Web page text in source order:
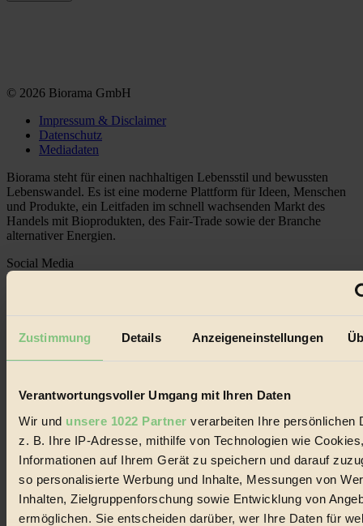
Zustimmung Details Anzeigeneinstellungen
Verantwortungsvoller Umgang mit Ihren Daten
Wir und unsere 1022 Partner verarbeiten Ihre persönlichen
z. B. Ihre IP-Adresse, mithilfe von Technologien wie
Informationen auf Ihrem Gerät zu speichern und darauf
so personalisierte Werbung und Inhalte, Messungen von
Inhalten, Zielgruppenforschung sowie Entwicklung von
ermöglichen. Sie entscheiden darüber, wer Ihre Daten für
© 2026 Biorama GmbH
Impressum & Disclaimer
Datenschutz
Mediadaten
Biorama steht für einen nachhaltigen Lebensstil und bewussten
Lebenswandel. Es ist eine moderne Plattform für Ideen, Menschen
und Produkte, ein Leitfaden im schnell wachsenden Markt des
Handels mit Bioprodukten, des Fair-Trade sowie der Branche
alternativer Energien.
Social Media
22.601 Fans auf Facebook
Vegan